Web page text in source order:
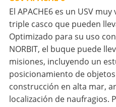
El APACHE6 es un USV
triple casco que pueden
Optimizado para su uso
NORBIT, el buque puede
misiones, incluyendo un
posicionamiento de
construcción en alta mar,
localización de naufragios.